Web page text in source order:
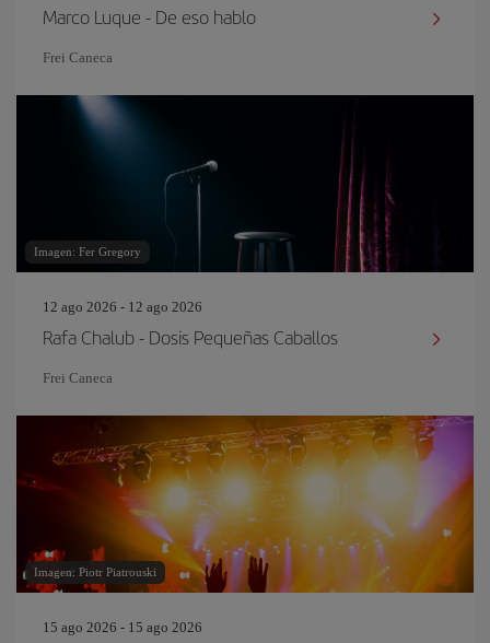
Marco Luque - De eso hablo
Frei Caneca
Imagen: Fer Gregory
12 ago 2026 - 12 ago 2026
Rafa Chalub - Dosis Pequeñas Caballos
Frei Caneca
Imagen: Piotr Piatrouski
15 ago 2026 - 15 ago 2026